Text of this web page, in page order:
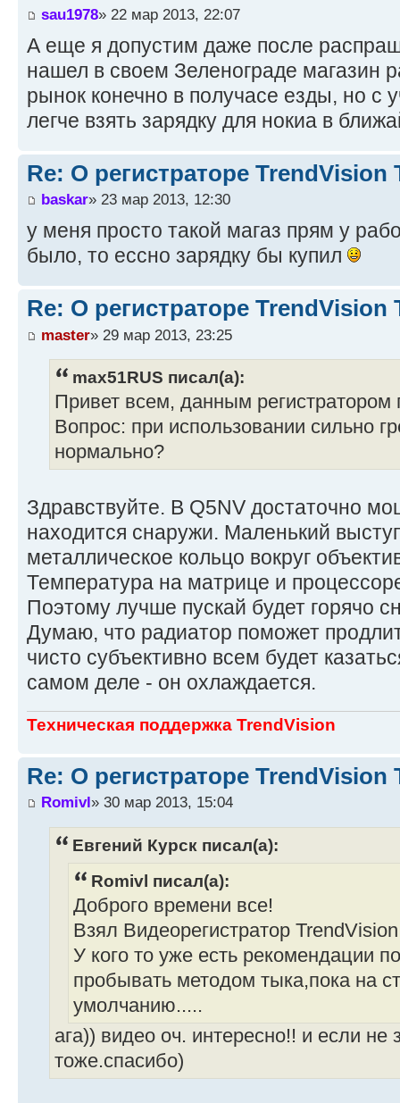
sau1978» 22 мар 2013, 22:07
А еще я допустим даже после
нашел в своем Зеленограде магазин
рынок конечно в получасе езды, но с
легче взять зарядку для нокиа в
Re: О регистраторе TrendVision
baskar» 23 мар 2013, 12:30
у меня просто такой магаз прям у
было, то ессно зарядку бы купил
Re: О регистраторе TrendVision
master» 29 мар 2013, 23:25
max51RUS писал(а):
Привет всем, данным регистратором
Вопрос: при использовании сильно
нормально?
Здравствуйте. В Q5NV достаточно
находится снаружи. Маленький
металлическое кольцо вокруг
Температура на матрице и
Поэтому лучше пускай будет горячо
Думаю, что радиатор поможет
чисто субъективно всем будет
самом деле - он охлаждается.
Техническая поддержка TrendVision
Re: О регистраторе TrendVision
Romivl» 30 мар 2013, 15:04
Евгений Курск писал(а):
Romivl писал(а):
Доброго времени все!
Взял Видеорегистратор
У кого то уже есть рекомендации
пробывать методом тыка,пока на
умолчанию.....
ага)) видео оч. интересно!! и если не
тоже.спасибо)